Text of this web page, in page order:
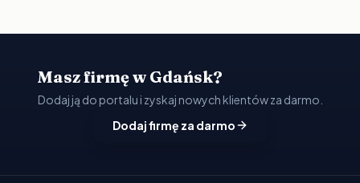
Masz firmę w Gdańsk?
Dodaj ją do portalu i zyskaj nowych klientów za darmo.
Dodaj firmę za darmo